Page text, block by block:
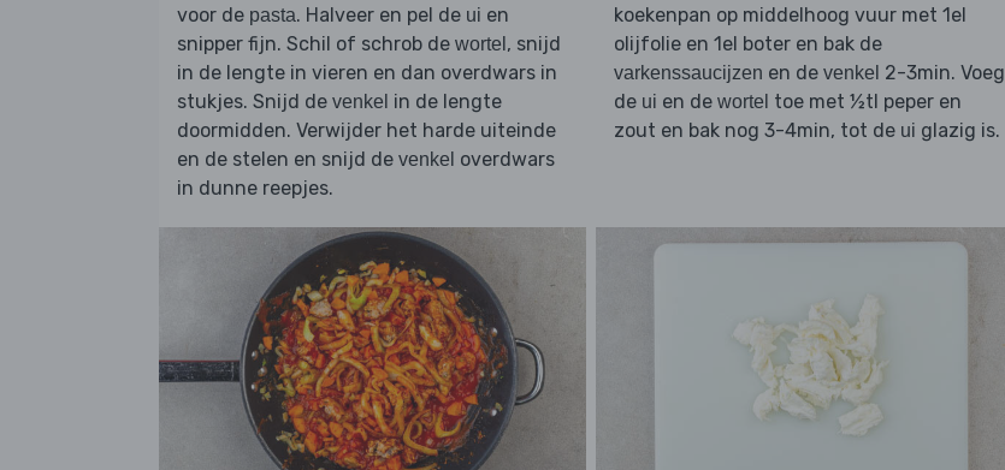
voor de pasta. Halveer en pel de ui en
snipper fijn. Schil of schrob de wortel , snijd
in de lengte in vieren en dan overdwars in
stukjes. Snijd de venkel in de lengte
doormidden. Verwijder het harde uiteinde
en de stelen en snijd de venkel overdwars
in dunne reepjes.
koekenpan op middelhoog vuur met 1el
olijfolie en 1el boter en bak de
varkenssaucijzen en de venkel 2-3min. Voeg
de ui en de wortel toe met ½tl peper en
zout en bak nog 3-4min, tot de ui glazig is.